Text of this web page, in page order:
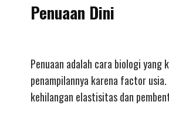
Penuaan Dini
Penuaan adalah cara biologi
penampilannya karena factor
kehilangan elastisitas dan